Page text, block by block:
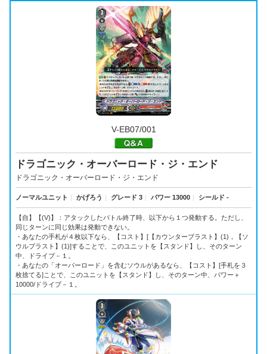
V-EB07/001
ドラゴニック・オーバーロード・ジ・エンド
ドラゴニック・オーバーロード・ジ・エンド
ノーマルユニット かげろう グレード 3 パワー 13000 シールド -
【自】【(V)】：アタックしたバトル終了時、以下から１つ発動する。ただし、
同じターンに同じ効果は発動できない。
・あなたの手札が４枚以下なら、【コスト】[【カウンターブラスト】(1)，【ソ
ウルブラスト】(1)]することで、このユニットを【スタンド】し、そのターン
中、ドライブ－１。
・あなたの「オーバーロード」を含むソウルがあるなら、【コスト】[手札を３
枚捨てる]ことで、このユニットを【スタンド】し、そのターン中、パワー＋
10000/ドライブ－１。